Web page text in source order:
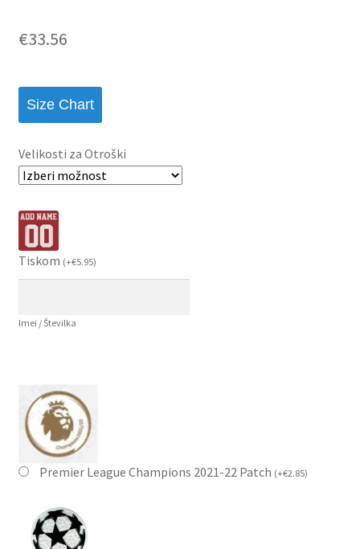
€33.56
Size Chart
Velikosti za Otroški
Tiskom (+€5.95)
Imei / Številka
Premier League Champions 2021-22 Patch (+€2.85)